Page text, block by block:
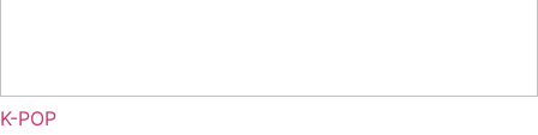
K-POP